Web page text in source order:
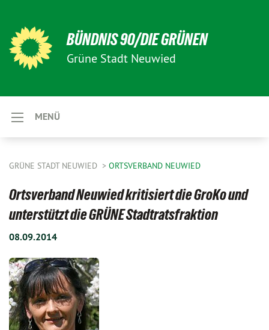
BÜNDNIS 90/DIE GRÜNEN
Grüne Stadt Neuwied
MENÜ
GRÜNE STADT NEUWIED ORTSVERBAND NEUWIED
Ortsverband Neuwied kritisiert die GroKo und
unterstützt die GRÜNE Stadtratsfraktion
08.09.2014